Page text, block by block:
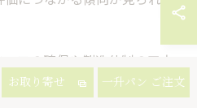
フの確保や製造体制の工夫
います。人気店では夜明け
お取り寄せ 一升パン ご注文